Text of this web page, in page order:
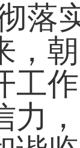
落
，
工
力